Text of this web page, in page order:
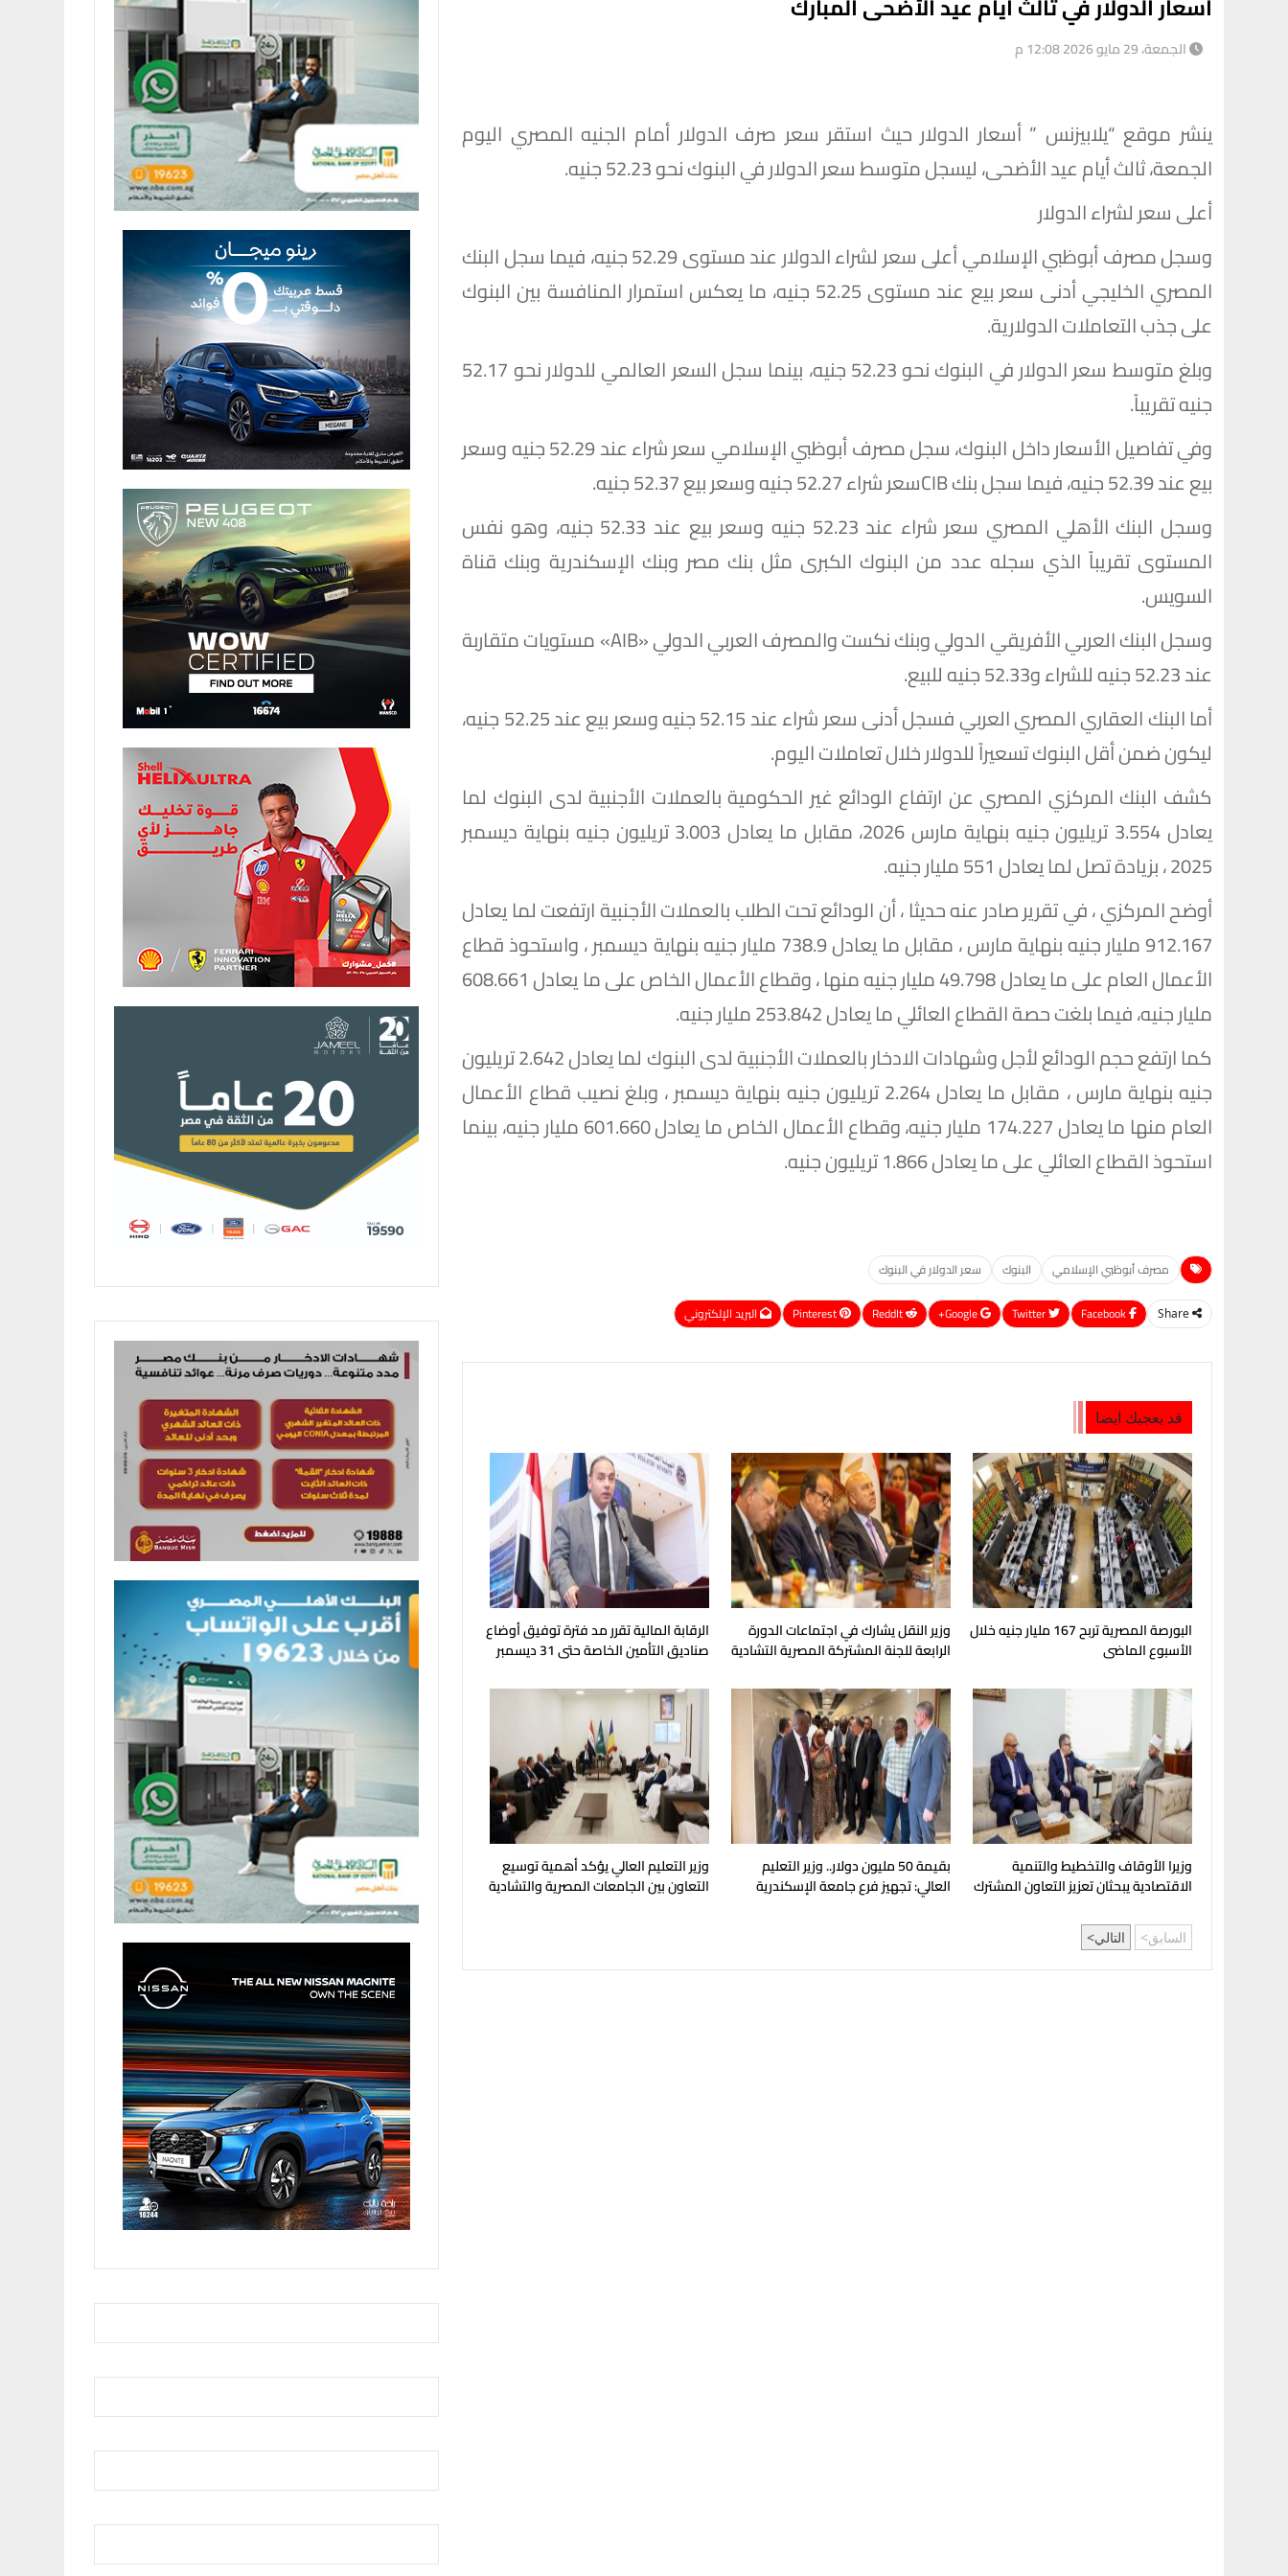
الجمعة، 29 مايو 2026 12:08 م
ينشر موقع “يلابيزنس ” أسعار الدولار حيث استقر سعر صرف الدولار أمام الجنيه المصري اليوم
الجمعة، ثالث أيام عيد الأضحى، ليسجل متوسط سعر الدولار في البنوك نحو 52.23 جنيه.
أعلى سعر لشراء الدولار
وسجل مصرف أبوظبي الإسلامي أعلى سعر لشراء الدولار عند مستوى 52.29 جنيه، فيما سجل البنك
المصري الخليجي أدنى سعر بيع عند مستوى 52.25 جنيه، ما يعكس استمرار المنافسة بين البنوك
على جذب التعاملات الدولارية.
وبلغ متوسط سعر الدولار في البنوك نحو 52.23 جنيه، بينما سجل السعر العالمي للدولار نحو 52.17
جنيه تقريباً.
وفي تفاصيل الأسعار داخل البنوك، سجل مصرف أبوظبي الإسلامي سعر شراء عند 52.29 جنيه وسعر
بيع عند 52.39 جنيه، فيما سجل بنك CIBسعر شراء 52.27 جنيه وسعر بيع 52.37 جنيه.
وسجل البنك الأهلي المصري سعر شراء عند 52.23 جنيه وسعر بيع عند 52.33 جنيه، وهو نفس
المستوى تقريباً الذي سجله عدد من البنوك الكبرى مثل بنك مصر وبنك الإسكندرية وبنك قناة
السويس.
وسجل البنك العربي الأفريقي الدولي وبنك نكست والمصرف العربي الدولي «AIB» مستويات متقاربة
عند 52.23 جنيه للشراء و52.33 جنيه للبيع.
أما البنك العقاري المصري العربي فسجل أدنى سعر شراء عند 52.15 جنيه وسعر بيع عند 52.25 جنيه،
ليكون ضمن أقل البنوك تسعيراً للدولار خلال تعاملات اليوم.
كشف البنك المركزي المصري عن ارتفاع الودائع غير الحكومية بالعملات الأجنبية لدى البنوك لما
يعادل 3.554 تريليون جنيه بنهاية مارس 2026، مقابل ما يعادل 3.003 تريليون جنيه بنهاية ديسمبر
2025 ، بزيادة تصل لما يعادل 551 مليار جنيه.
أوضح المركزي ، في تقرير صادر عنه حديثا ، أن الودائع تحت الطلب بالعملات الأجنبية ارتفعت لما يعادل
912.167 مليار جنيه بنهاية مارس ، مقابل ما يعادل 738.9 مليار جنيه بنهاية ديسمبر ، واستحوذ قطاع
الأعمال العام على ما يعادل 49.798 مليار جنيه منها ، وقطاع الأعمال الخاص على ما يعادل 608.661
مليار جنيه، فيما بلغت حصة القطاع العائلي ما يعادل 253.842 مليار جنيه.
كما ارتفع حجم الودائع لأجل وشهادات الادخار بالعملات الأجنبية لدى البنوك لما يعادل 2.642 تريليون
جنيه بنهاية مارس ، مقابل ما يعادل 2.264 تريليون جنيه بنهاية ديسمبر ، وبلغ نصيب قطاع الأعمال
العام منها ما يعادل 174.227 مليار جنيه، وقطاع الأعمال الخاص ما يعادل 601.660 مليار جنيه، بينما
استحوذ القطاع العائلي على ما يعادل 1.866 تريليون جنيه.
مصرف أبوظبي الإسلامي البنوك سعر الدولار في البنوك
Share
Google+
ReddIt
Pinterest البريد الإلكتروني
قد يعجبك ايضا
البورصة المصرية تربح 167 مليار جنيه خلال
الأسبوع الماضى
وزير النقل يشارك في اجتماعات الدورة
الرابعة للجنة المشتركة المصرية التشادية
الرقابة المالية تقرر مد فترة توفيق أوضاع
صناديق التأمين الخاصة حتى 31 ديسمبر
وزيرا الأوقاف والتخطيط والتنمية
الاقتصادية يبحثان تعزيز التعاون المشترك
بقيمة 50 مليون دولار.. وزير التعليم
العالي: تجهيز فرع جامعة الإسكندرية
وزير التعليم العالي يؤكد أهمية توسيع
التعاون بين الجامعات المصرية والتشادية
السابق التالي